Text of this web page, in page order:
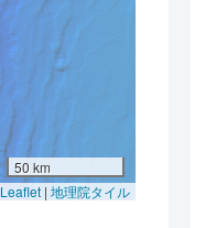
50 km
Leaflet | 地理院タイル